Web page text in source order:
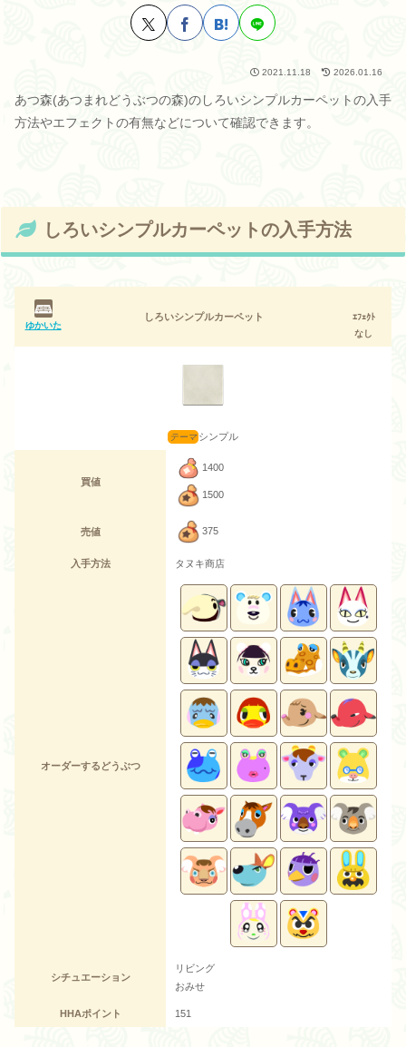
2021.11.18 2026.01.16
あつ森(あつまれどうぶつの森)のしろいシンプルカーペットの入手
方法やエフェクトの有無などについて確認できます。
しろいシンプルカーペットの入手方法
ゆかいた
しろいシンプルカーペット
ｴﾌｪｸﾄ
なし
シンプル
買値
1400
1500
売値 375
入手方法 タヌキ商店
オーダーするどうぶつ
シチュエーション
リビング
おみせ
HHAポイント 151